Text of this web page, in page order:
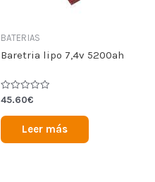
BATERIAS
Baretria lipo 7,4v 5200ah
Valorado
0
de
45.60€
Leer más